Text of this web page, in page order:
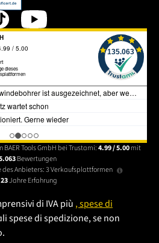
Tools GmbH bei Trustami:4.99 / 5.00mit
Bewertungen
Anbieters: 3 Verkaufsplattformen
23Jahre Erfahrung
di IVA più , spese di
spese di spedizione, se non